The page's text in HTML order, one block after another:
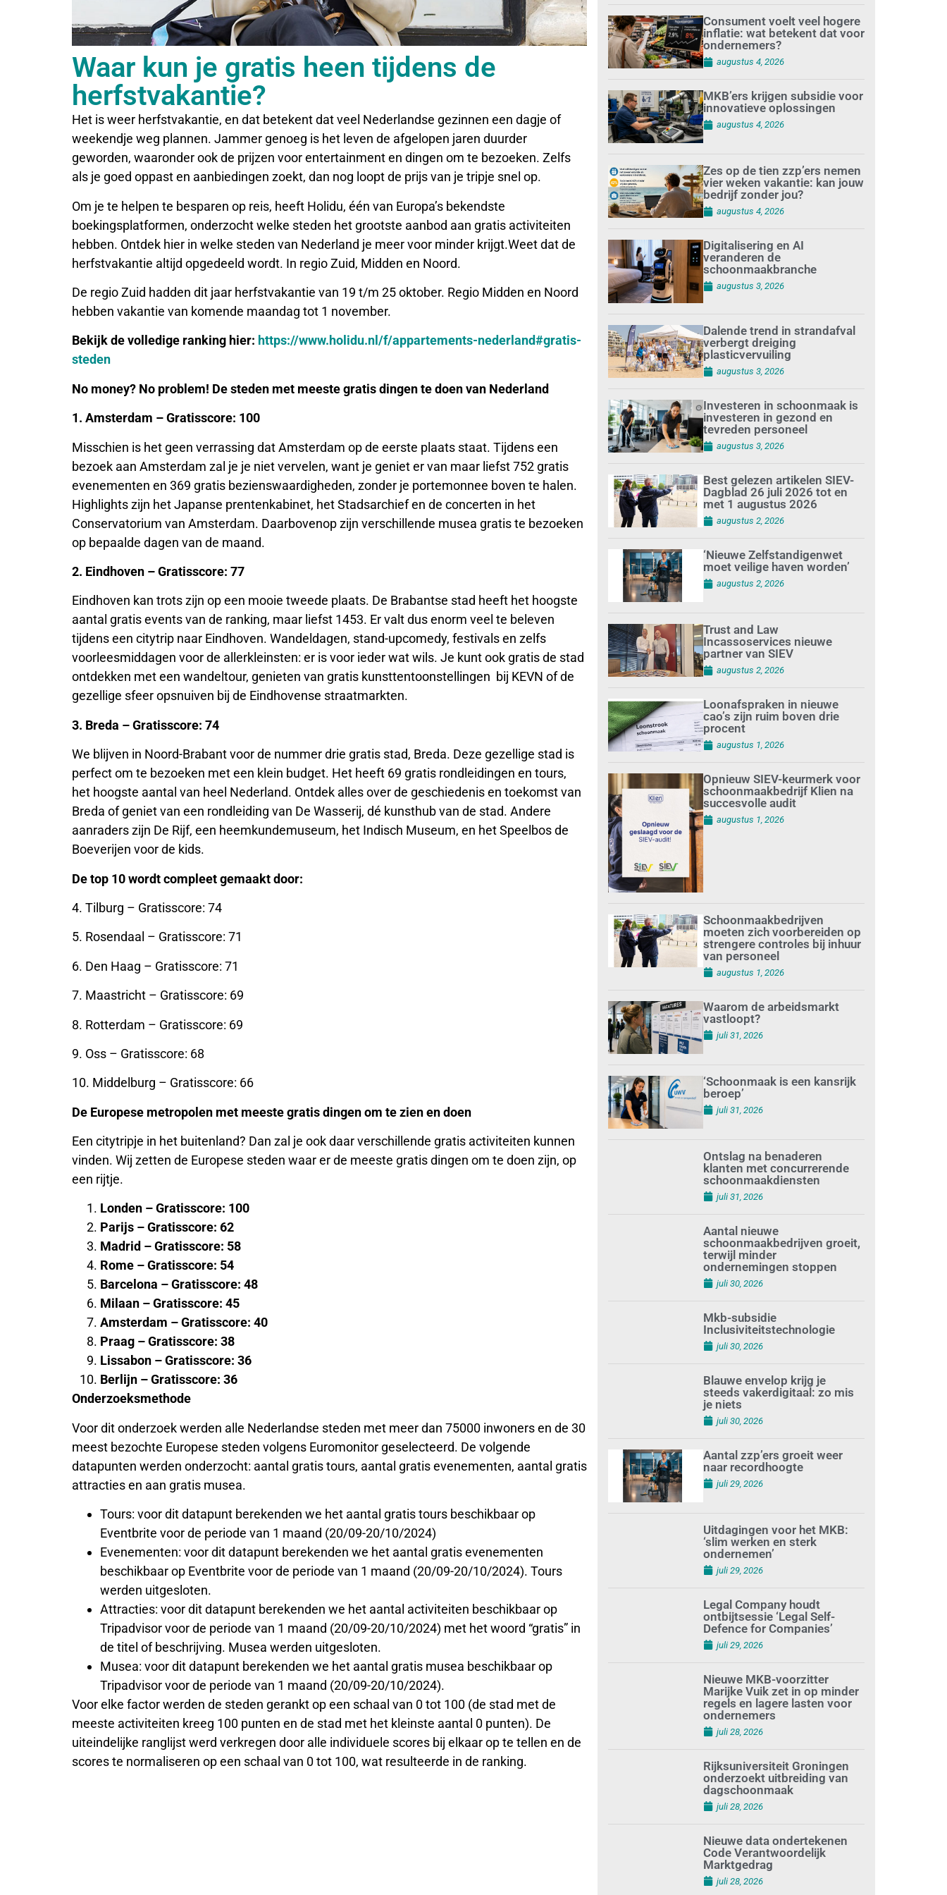
Waar kun je gratis heen tijdens de
herfstvakantie?
Het is weer herfstvakantie, en dat betekent dat veel Nederlandse gezinnen een dagje of
weekendje weg plannen. Jammer genoeg is het leven de afgelopen jaren duurder
geworden, waaronder ook de prijzen voor entertainment en dingen om te bezoeken. Zelfs
als je goed oppast en aanbiedingen zoekt, dan nog loopt de prijs van je tripje snel op.
Om je te helpen te besparen op reis, heeft Holidu, één van Europa’s bekendste
boekingsplatformen, onderzocht welke steden het grootste aanbod aan gratis activiteiten
hebben. Ontdek hier in welke steden van Nederland je meer voor minder krijgt.Weet dat de
herfstvakantie altijd opgedeeld wordt. In regio Zuid, Midden en Noord.
De regio Zuid hadden dit jaar herfstvakantie van 19 t/m 25 oktober. Regio Midden en Noord
hebben vakantie van komende maandag tot 1 november.
Bekijk de volledige ranking hier: https://www.holidu.nl/f/appartements-nederland#gratis-
steden
No money? No problem! De steden met meeste gratis dingen te doen van Nederland
1. Amsterdam – Gratisscore: 100
Misschien is het geen verrassing dat Amsterdam op de eerste plaats staat. Tijdens een
bezoek aan Amsterdam zal je je niet vervelen, want je geniet er van maar liefst 752 gratis
evenementen en 369 gratis bezienswaardigheden, zonder je portemonnee boven te halen.
Highlights zijn het Japanse prentenkabinet, het Stadsarchief en de concerten in het
Conservatorium van Amsterdam. Daarbovenop zijn verschillende musea gratis te bezoeken
op bepaalde dagen van de maand.
2. Eindhoven – Gratisscore: 77
Eindhoven kan trots zijn op een mooie tweede plaats. De Brabantse stad heeft het hoogste
aantal gratis events van de ranking, maar liefst 1453. Er valt dus enorm veel te beleven
tijdens een citytrip naar Eindhoven. Wandeldagen, stand-upcomedy, festivals en zelfs
voorleesmiddagen voor de allerkleinsten: er is voor ieder wat wils. Je kunt ook gratis de stad
ontdekken met een wandeltour, genieten van gratis kunsttentoonstellingen bij KEVN of de
gezellige sfeer opsnuiven bij de Eindhovense straatmarkten.
3. Breda – Gratisscore: 74
We blijven in Noord-Brabant voor de nummer drie gratis stad, Breda. Deze gezellige stad is
perfect om te bezoeken met een klein budget. Het heeft 69 gratis rondleidingen en tours,
het hoogste aantal van heel Nederland. Ontdek alles over de geschiedenis en toekomst van
Breda of geniet van een rondleiding van De Wasserij, dé kunsthub van de stad. Andere
aanraders zijn De Rijf, een heemkundemuseum, het Indisch Museum, en het Speelbos de
Boeverijen voor de kids.
De top 10 wordt compleet gemaakt door:
4. Tilburg – Gratisscore: 74
5. Rosendaal – Gratisscore: 71
6. Den Haag – Gratisscore: 71
7. Maastricht – Gratisscore: 69
8. Rotterdam – Gratisscore: 69
9. Oss – Gratisscore: 68
10. Middelburg – Gratisscore: 66
De Europese metropolen met meeste gratis dingen om te zien en doen
Een citytripje in het buitenland? Dan zal je ook daar verschillende gratis activiteiten kunnen
vinden. Wij zetten de Europese steden waar er de meeste gratis dingen om te doen zijn, op
een rijtje.
Londen – Gratisscore: 100
Parijs – Gratisscore: 62
Madrid – Gratisscore: 58
Rome – Gratisscore: 54
Barcelona – Gratisscore: 48
Milaan – Gratisscore: 45
Amsterdam – Gratisscore: 40
Praag – Gratisscore: 38
Lissabon – Gratisscore: 36
Berlijn – Gratisscore: 36
Onderzoeksmethode
Voor dit onderzoek werden alle Nederlandse steden met meer dan 75000 inwoners en de 30
meest bezochte Europese steden volgens Euromonitor geselecteerd. De volgende
datapunten werden onderzocht: aantal gratis tours, aantal gratis evenementen, aantal gratis
attracties en aan gratis musea.
Tours: voor dit datapunt berekenden we het aantal gratis tours beschikbaar op
Eventbrite voor de periode van 1 maand (20/09-20/10/2024)
Evenementen: voor dit datapunt berekenden we het aantal gratis evenementen
beschikbaar op Eventbrite voor de periode van 1 maand (20/09-20/10/2024). Tours
werden uitgesloten.
Attracties: voor dit datapunt berekenden we het aantal activiteiten beschikbaar op
Tripadvisor voor de periode van 1 maand (20/09-20/10/2024) met het woord “gratis” in
de titel of beschrijving. Musea werden uitgesloten.
Musea: voor dit datapunt berekenden we het aantal gratis musea beschikbaar op
Tripadvisor voor de periode van 1 maand (20/09-20/10/2024).
Voor elke factor werden de steden gerankt op een schaal van 0 tot 100 (de stad met de
meeste activiteiten kreeg 100 punten en de stad met het kleinste aantal 0 punten). De
uiteindelijke ranglijst werd verkregen door alle individuele scores bij elkaar op te tellen en de
scores te normaliseren op een schaal van 0 tot 100, wat resulteerde in de ranking.
Consument voelt veel hogere
inflatie: wat betekent dat voor
ondernemers?
augustus 4, 2026
MKB’ers krijgen subsidie voor
innovatieve oplossingen
augustus 4, 2026
Zes op de tien zzp’ers nemen
vier weken vakantie: kan jouw
bedrijf zonder jou?
augustus 4, 2026
Digitalisering en AI
veranderen de
schoonmaakbranche
augustus 3, 2026
Dalende trend in strandafval
verbergt dreiging
plasticvervuiling
augustus 3, 2026
Investeren in schoonmaak is
investeren in gezond en
tevreden personeel
augustus 3, 2026
Best gelezen artikelen SIEV-
Dagblad 26 juli 2026 tot en
met 1 augustus 2026
augustus 2, 2026
‘Nieuwe Zelfstandigenwet
moet veilige haven worden’
augustus 2, 2026
Trust and Law
Incassoservices nieuwe
partner van SIEV
augustus 2, 2026
Loonafspraken in nieuwe
cao’s zijn ruim boven drie
procent
augustus 1, 2026
Opnieuw SIEV-keurmerk voor
schoonmaakbedrijf Klien na
succesvolle audit
augustus 1, 2026
Schoonmaakbedrijven
moeten zich voorbereiden op
strengere controles bij inhuur
van personeel
augustus 1, 2026
Waarom de arbeidsmarkt
vastloopt?
juli 31, 2026
‘Schoonmaak is een kansrijk
beroep’
juli 31, 2026
Ontslag na benaderen
klanten met concurrerende
schoonmaakdiensten
juli 31, 2026
Aantal nieuwe
schoonmaakbedrijven groeit,
terwijl minder
ondernemingen stoppen
Mkb-subsidie
Inclusiviteitstechnologie
Blauwe envelop krijg je
steeds vakerdigitaal: zo mis
je niets
Aantal zzp’ers groeit weer
naar recordhoogte
Uitdagingen voor het MKB:
‘slim werken en sterk
ondernemen’
ontbijtsessie ‘Legal Self-
Defence for Companies’
juli 29, 2026
regels en lagere lasten voor
ondernemers
juli 28, 2026
onderzoekt uitbreiding van
dagschoonmaak
juli 28, 2026